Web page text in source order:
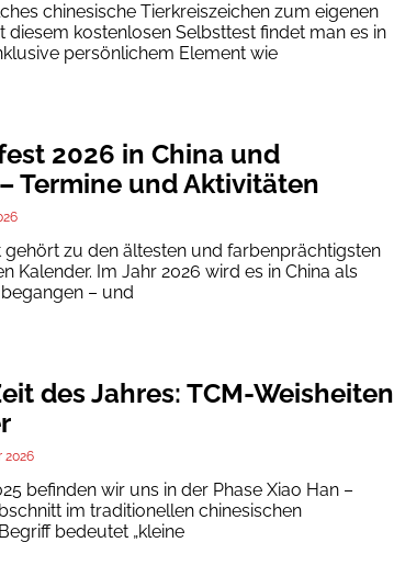
chinesische Tierkreiszeichen zum eigenen
diesem kostenlosen Selbsttest findet man es in
persönlichem Element wie
2026 in China und
Termine und Aktivitäten
gehört zu den ältesten und farbenprächtigsten
Kalender. Im Jahr 2026 wird es in China als
– und
des Jahres: TCM-Weisheiten
2026
befinden wir uns in der Phase Xiao Han –
im traditionellen chinesischen
bedeutet „kleine